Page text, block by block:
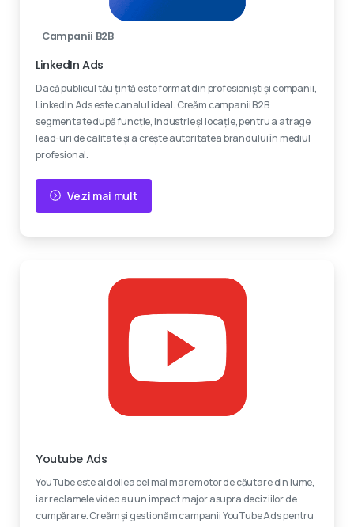
Campanii B2B
LinkedIn Ads
Dacă publicul tău țintă este format din profesioniști și companii,
LinkedIn Ads este canalul ideal. Creăm campanii B2B
segmentate după funcție, industrie și locație, pentru a atrage
lead-uri de calitate și a crește autoritatea brandului în mediul
profesional.
Vezi mai mult
Youtube Ads
YouTube este al doilea cel mai mare motor de căutare din lume,
iar reclamele video au un impact major asupra deciziilor de
cumpărare. Creăm și gestionăm campanii YouTube Ads pentru